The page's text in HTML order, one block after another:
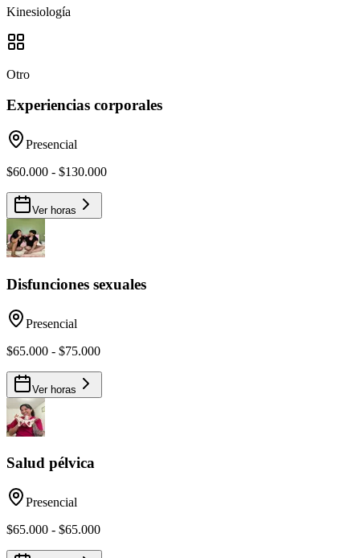
Kinesiología
Otro
Experiencias corporales
Presencial
$60.000 - $130.000
Ver horas
Disfunciones sexuales
Presencial
$65.000 - $75.000
Ver horas
Salud pélvica
Presencial
$65.000 - $65.000